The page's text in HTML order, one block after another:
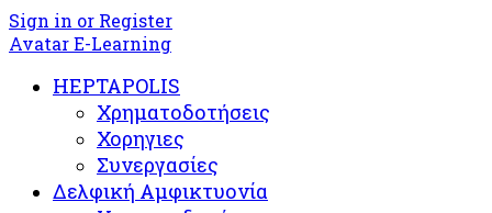
Sign in or Register
Avatar E-Learning
HEPTAPOLIS
Χρηματοδοτήσεις
Χορηγιες
Συνεργασίες
Δελφική Αμφικτυονία